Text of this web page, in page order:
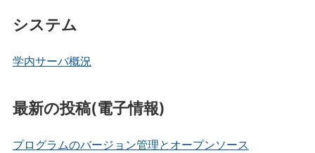
システム
学内サーバ概況
最新の投稿(電子情報)
プログラムのバージョン管理とオープンソース